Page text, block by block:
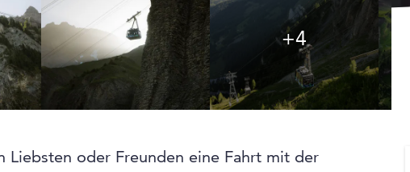
+4
Liebsten oder Freunden eine Fahrt mit der